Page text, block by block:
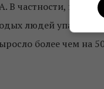
В частности,
людей упало
более чем на